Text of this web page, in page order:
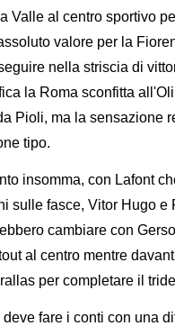
Valle al centro sportivo
valore per la
nella striscia di
la Roma sconfitta
Pioli, ma la sensazione
tipo.
insomma, con Lafont
sulle fasce, Vitor Hugo
cambiare con
al centro mentre
per completare il
fare i conti con una